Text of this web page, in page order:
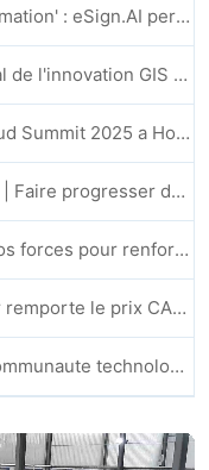
Publication de la skill 'esign-automation' : eSign.AI permet a OpenClaw d'automatiser les signatures electroniques
eSign.AI présent au salon mondial de l'innovation GIS 2025
eSign.AI participe au Alibaba Cloud Summit 2025 a Hong Kong pour faire progresser l'innovation cloud portee par l'IA et la confiance numerique
eSign.AI × Antelope International | Faire progresser des flux de travail numeriques securises et guides par l'IA
eSign.AI × Alibaba Cloud | Unir nos forces pour renforcer la confiance numerique mondiale dans la fintech
Felicitations a eSign.AI pour avoir remporte le prix CAHK STAR 2025
Diner de la fete nationale de la communaute technologique et de l’innovation de Hong Kong